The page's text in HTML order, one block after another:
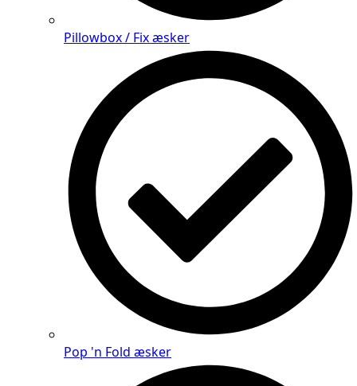
Pillowbox / Fix æsker
Pop 'n Fold æsker